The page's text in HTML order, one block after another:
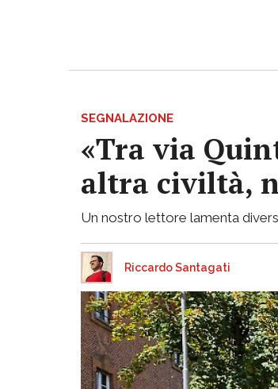
SEGNALAZIONE
«Tra via
altra civiltà,
Un nostro lettore lamenta
Riccardo Santagati